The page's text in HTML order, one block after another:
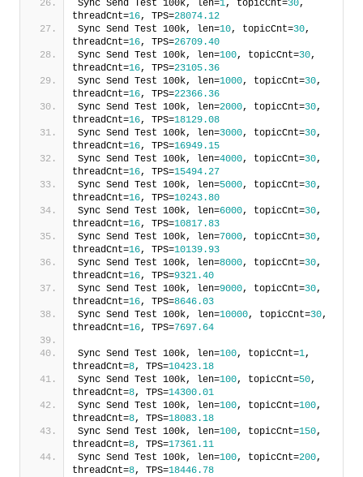
Sync Send Test 100k, len=1, topicCnt=30,
threadCnt=16, TPS=28074.12
Sync Send Test 100k, len=10, topicCnt=30,
threadCnt=16, TPS=26709.40
Sync Send Test 100k, len=100, topicCnt=30,
threadCnt=16, TPS=23105.36
Sync Send Test 100k, len=1000, topicCnt=30,
threadCnt=16, TPS=22366.36
Sync Send Test 100k, len=2000, topicCnt=30,
threadCnt=16, TPS=18129.08
Sync Send Test 100k, len=3000, topicCnt=30,
threadCnt=16, TPS=16949.15
Sync Send Test 100k, len=4000, topicCnt=30,
threadCnt=16, TPS=15494.27
Sync Send Test 100k, len=5000, topicCnt=30,
threadCnt=16, TPS=10243.80
Sync Send Test 100k, len=6000, topicCnt=30,
threadCnt=16, TPS=10817.83
Sync Send Test 100k, len=7000, topicCnt=30,
threadCnt=16, TPS=10139.93
Sync Send Test 100k, len=8000, topicCnt=30,
threadCnt=16, TPS=9321.40
Sync Send Test 100k, len=9000, topicCnt=30,
threadCnt=16, TPS=8646.03
Sync Send Test 100k, len=10000, topicCnt=30,
threadCnt=16, TPS=7697.64
Sync Send Test 100k, len=100, topicCnt=1,
threadCnt=8, TPS=10423.18
Sync Send Test 100k, len=100, topicCnt=50,
threadCnt=8, TPS=14300.01
Sync Send Test 100k, len=100, topicCnt=100,
threadCnt=8, TPS=18083.18
Sync Send Test 100k, len=100, topicCnt=150,
threadCnt=8, TPS=17361.11
Sync Send Test 100k, len=100, topicCnt=200,
threadCnt=8, TPS=18446.78